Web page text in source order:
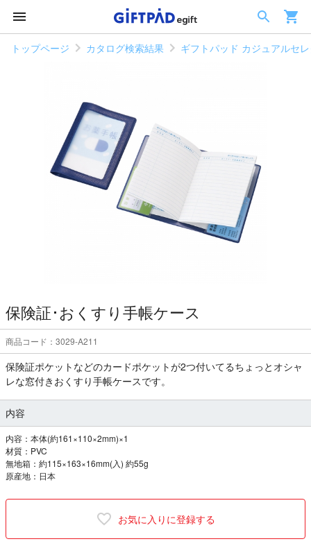
トップページ カタログ検索結果 ギフトパッド カジュアルセ
保険証･おくすり手帳ケース
商品コード：3029-A211
保険証ポケットなどのカードポケットが2つ付いてるちょっとオシャ
レな窓付きおくすり手帳ケースです。
内容
内容：本体(約161×110×2mm)×1
材質：PVC
無地箱：約115×163×16mm(入) 約55g
原産地：日本
お気に入りに登録する